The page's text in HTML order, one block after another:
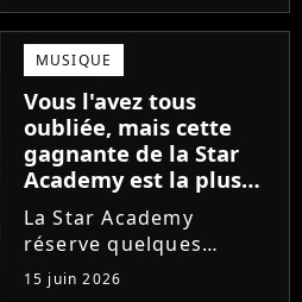
Star Academy. Mais qui
prendra sa place ? Alors
que son nom circule,
cet ancien gagnant de
l'émission...
MUSIQUE
Vous l'avez tous
oubliée, mais cette
gagnante de la Star
Academy est la plus
écoutée de l'histoire
de l'émission !
La Star Academy
réserve quelques
surprises. Cette
gagnante totalement
15 juin 2026